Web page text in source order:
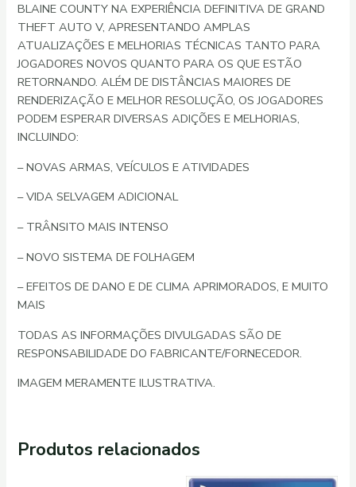
BLAINE COUNTY NA EXPERIÊNCIA DEFINITIVA DE GRAND
THEFT AUTO V, APRESENTANDO AMPLAS
ATUALIZAÇÕES E MELHORIAS TÉCNICAS TANTO PARA
JOGADORES NOVOS QUANTO PARA OS QUE ESTÃO
RETORNANDO. ALÉM DE DISTÂNCIAS MAIORES DE
RENDERIZAÇÃO E MELHOR RESOLUÇÃO, OS JOGADORES
PODEM ESPERAR DIVERSAS ADIÇÕES E MELHORIAS,
INCLUINDO:
– NOVAS ARMAS, VEÍCULOS E ATIVIDADES
– VIDA SELVAGEM ADICIONAL
– TRÂNSITO MAIS INTENSO
– NOVO SISTEMA DE FOLHAGEM
– EFEITOS DE DANO E DE CLIMA APRIMORADOS, E MUITO
MAIS
TODAS AS INFORMAÇÕES DIVULGADAS SÃO DE
RESPONSABILIDADE DO FABRICANTE/FORNECEDOR.
IMAGEM MERAMENTE ILUSTRATIVA.
Produtos relacionados